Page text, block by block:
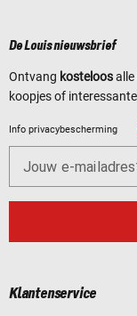
De Louis nieuwsbrief
Ontvang kosteloos
koopjes of
Info privacybescherming
Jouw e-mailadres
Klantenservice